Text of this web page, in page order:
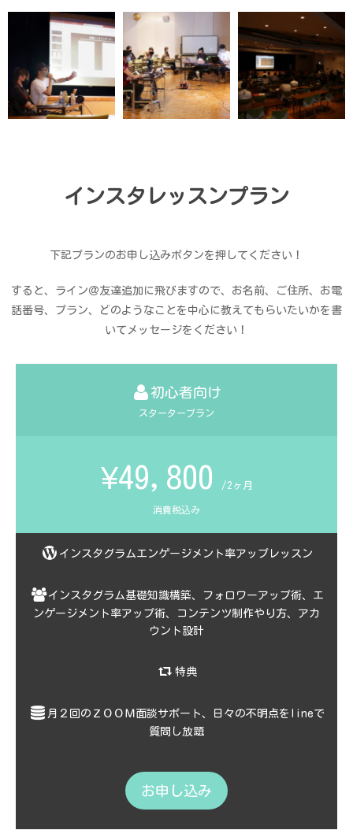
インスタレッスンプラン
下記プランのお申し込みボタンを押してください！
すると、ライン＠友達追加に飛びますので、お名前、ご住所、お電
話番号、プラン、どのようなことを中心に教えてもらいたいかを書
いてメッセージをください！
初心者向け
スタータープラン
¥49,800 /2ヶ月
消費税込み
インスタグラムエンゲージメント率アップレッスン
インスタグラム基礎知識構築、フォロワーアップ術、エ
ンゲージメント率アップ術、コンテンツ制作やり方、アカ
ウント設計
特典
月２回のＺＯＯＭ面談サポート、日々の不明点をlineで
質問し放題
お申し込み